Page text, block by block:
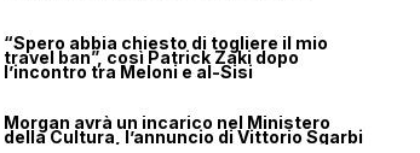
“Spero abbia chiesto di togliere il mio
travel ban”, così Patrick Zaki dopo
l’incontro tra Meloni e al-Sisi
Morgan avrà un incarico nel Ministero
della Cultura, l’annuncio di Vittorio Sgarbi